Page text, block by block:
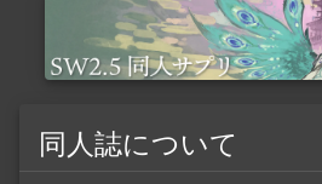
同人誌について